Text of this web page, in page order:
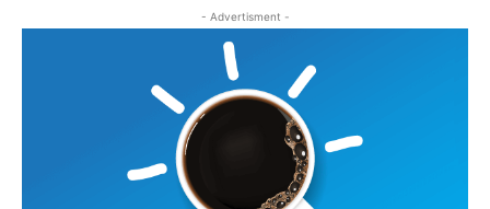
- Advertisment -